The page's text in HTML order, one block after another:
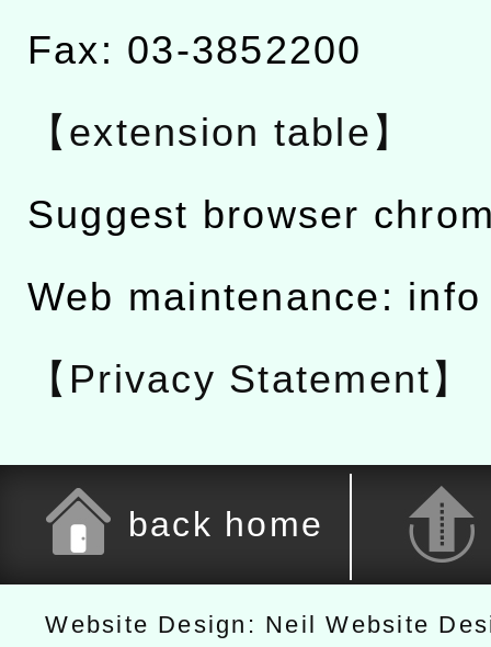
Fax: 03-3852200
【extension table】
Suggest browser
Web maintenance:
【Privacy Statement】
back home
Website Design: Neil Website